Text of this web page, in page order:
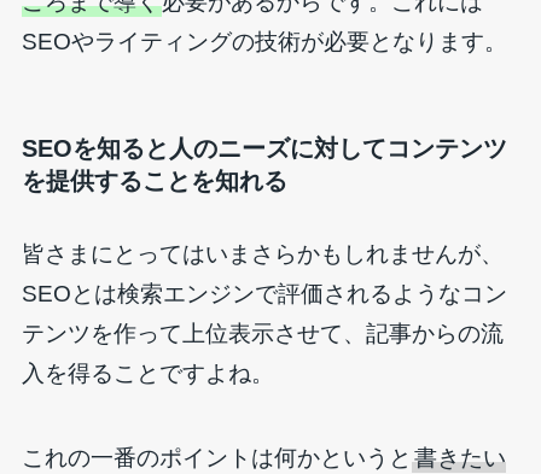
SEOやライティングの技術が必要となります。
SEOを知ると人のニーズに対してコンテンツ
を提供することを知れる
皆さまにとってはいまさらかもしれませんが、
SEOとは検索エンジンで評価されるようなコン
テンツを作って上位表示させて、記事からの流
入を得ることですよね。
これの一番のポイントは何かというと 書きたい